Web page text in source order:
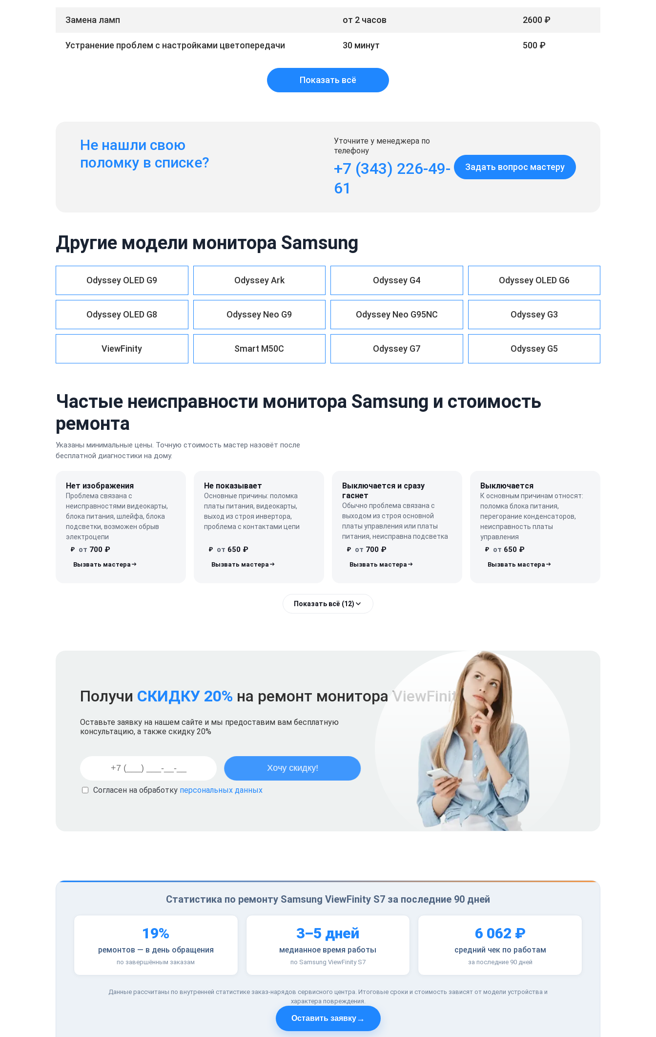
Замена ламп от 2 часов 2600 ₽
Устранение проблем с настройками цветопередачи 30 минут 500 ₽
Показать всё
Не нашли свою
поломку в списке?
Уточните у менеджера по
телефону
+7 (343) 226-49-
61
Задать вопрос мастеру
Другие модели монитора Samsung
Odyssey OLED G9 Odyssey Ark Odyssey G4 Odyssey OLED G6
Odyssey OLED G8 Odyssey Neo G9 Odyssey Neo G95NC Odyssey G3
ViewFinity Smart M50C Odyssey G7 Odyssey G5
Частые неисправности монитора Samsung и стоимость
ремонта
Указаны минимальные цены. Точную стоимость мастер назовёт после
бесплатной диагностики на дому.
Нет изображения
Проблема связана с
неисправностями видеокарты,
блока питания, шлейфа, блока
подсветки, возможен обрыв
электроцепи
₽ от 700 ₽
Не показывает
Основные причины: поломка
платы питания, видеокарты,
выход из строя инвертора,
проблема с контактами цепи
₽ от 650 ₽
Выключается и сразу
гаснет
Обычно проблема связана с
выходом из строя основной
платы управления или платы
питания, неисправна подсветка
₽ от 700 ₽
Выключается
К основным причинам относят:
поломка блока питания,
перегорание конденсаторов,
неисправность платы
управления
₽ от 650 ₽
Показать всё (12)
Получи СКИДКУ 20% на ремонт монитора ViewFinity S7
Оставьте заявку на нашем сайте и мы предоставим вам бесплатную
консультацию, а также скидку 20%
Согласен на обработку персональных данных
Статистика по ремонту Samsung ViewFinity S7 за последние 90 дней
19%
ремонтов — в день обращения
по завершённым заказам
3–5 дней
медианное время работы
по Samsung ViewFinity S7
6 062 ₽
средний чек по работам
за последние 90 дней
Данные рассчитаны по внутренней статистике заказ-нарядов сервисного центра. Итоговые сроки и стоимость зависят от модели устройства и
характера повреждения.
Оставить заявку→